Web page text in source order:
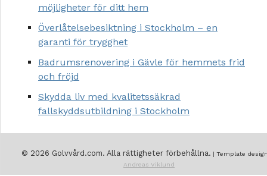
möjligheter för ditt hem
Överlåtelsebesiktning i Stockholm – en
garanti för trygghet
Badrumsrenovering i Gävle för hemmets frid
och fröjd
Skydda liv med kvalitetssäkrad
fallskyddsutbildning i Stockholm
© 2026 Golvvård.com. Alla rättigheter förbehållna. | Template
Andreas Viklund